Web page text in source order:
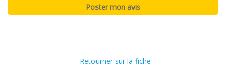
Retourner sur la fiche